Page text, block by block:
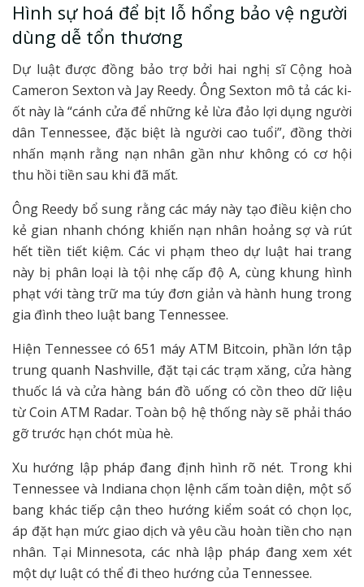
Hình sự hoá để bịt lỗ hổng bảo vệ người
dùng dễ tổn thương
Dự luật được đồng bảo trợ bởi hai nghị sĩ Cộng hoà
Cameron Sexton và Jay Reedy. Ông Sexton mô tả các ki-
ốt này là “cánh cửa để những kẻ lừa đảo lợi dụng người
dân Tennessee, đặc biệt là người cao tuổi”, đồng thời
nhấn mạnh rằng nạn nhân gần như không có cơ hội
thu hồi tiền sau khi đã mất.
Ông Reedy bổ sung rằng các máy này tạo điều kiện cho
kẻ gian nhanh chóng khiến nạn nhân hoảng sợ và rút
hết tiền tiết kiệm. Các vi phạm theo dự luật hai trang
này bị phân loại là tội nhẹ cấp độ A, cùng khung hình
phạt với tàng trữ ma túy đơn giản và hành hung trong
gia đình theo luật bang Tennessee.
Hiện Tennessee có 651 máy ATM Bitcoin, phần lớn tập
trung quanh Nashville, đặt tại các trạm xăng, cửa hàng
thuốc lá và cửa hàng bán đồ uống có cồn theo dữ liệu
từ Coin ATM Radar. Toàn bộ hệ thống này sẽ phải tháo
gỡ trước hạn chót mùa hè.
Xu hướng lập pháp đang định hình rõ nét. Trong khi
Tennessee và Indiana chọn lệnh cấm toàn diện, một số
bang khác tiếp cận theo hướng kiểm soát có chọn lọc,
áp đặt hạn mức giao dịch và yêu cầu hoàn tiền cho nạn
nhân. Tại Minnesota, các nhà lập pháp đang xem xét
một dự luật có thể đi theo hướng của Tennessee.